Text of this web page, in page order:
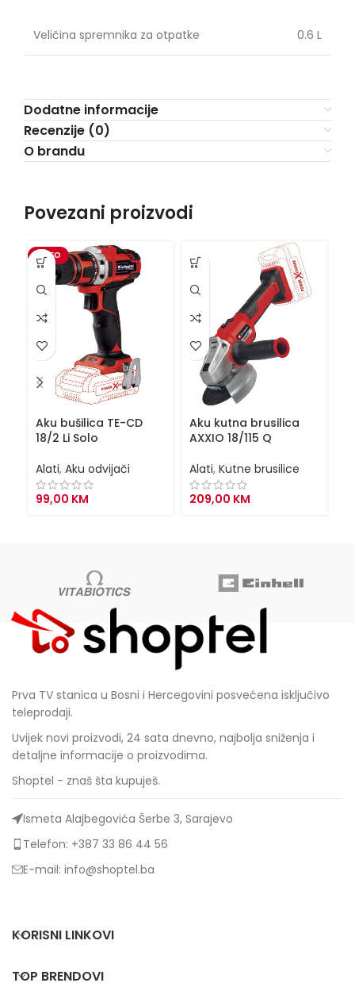
Veličina spremnika za otpatke 0.6 L
Dodatne informacije
Recenzije (0)
O brandu
Povezani proizvodi
VIDEO
Aku bušilica TE-CD
18/2 Li Solo
Alati, Aku odvijači
99,00 KM
Aku kutna brusilica
AXXIO 18/115 Q
Alati, Kutne brusilice
209,00 KM
Prva TV stanica u Bosni i Hercegovini posvećena isključivo
teleprodaji.
Uvijek novi proizvodi, 24 sata dnevno, najbolja sniženja i
detaljne informacije o proizvodima.
Shoptel - znaš šta kupuješ.
Ismeta Alajbegovića Šerbe 3, Sarajevo
Telefon: +387 33 86 44 56
E-mail: info@shoptel.ba
KORISNI LINKOVI
TOP BRENDOVI